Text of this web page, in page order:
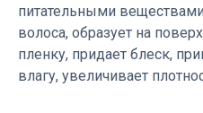
питательными
волоса, образует на
пленку, придает блеск,
влагу, увеличивает